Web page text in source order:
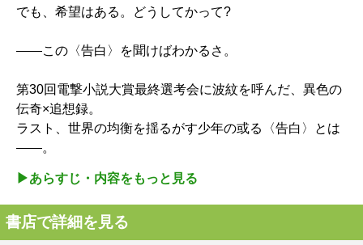
でも、希望はある。どうしてかって?
――この〈告白〉を聞けばわかるさ。
第30回電撃小説大賞最終選考会に波紋を呼んだ、異色の
伝奇×追想録。
ラスト、世界の均衡を揺るがす少年の或る〈告白〉とは
――。
▶︎あらすじ・内容をもっと見る
書店で詳細を見る